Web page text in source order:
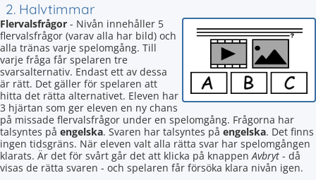
2. Halvtimmar
Flervalsfrågor - Nivån innehåller 5
flervalsfrågor (varav alla har bild) och
alla tränas varje spelomgång. Till
varje fråga får spelaren tre
svarsalternativ. Endast ett av dessa
är rätt. Det gäller för spelaren att
hitta det rätta alternativet. Eleven har
3 hjärtan som ger eleven en ny chans
på missade flervalsfrågor under en spelomgång. Frågorna har
talsyntes på engelska. Svaren har talsyntes på engelska. Det finns
ingen tidsgräns. När eleven valt alla rätta svar har spelomgången
klarats. Är det för svårt går det att klicka på knappenAvbryt - då
visas de rätta svaren - och spelaren får försöka klara nivån igen.